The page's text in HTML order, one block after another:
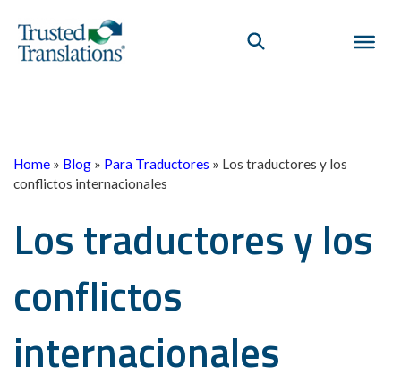
Home » Blog » Para Traductores » Los traductores y los
conflictos internacionales
Los traductores y los
conflictos
internacionales